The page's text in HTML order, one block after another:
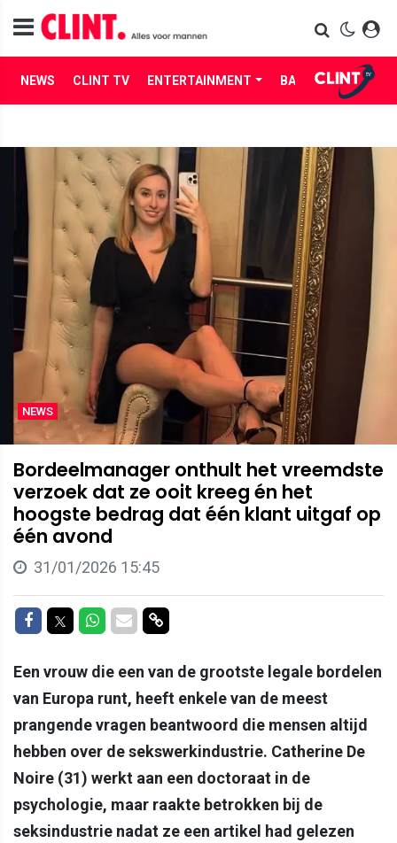
NEWS CLINT TV ENTERTAINMENT BABES LIFE
NEWS
Bordeelmanager onthult het vreemdste
verzoek dat ze ooit kreeg én het
hoogste bedrag dat één klant uitgaf op
één avond
31/01/2026 15:45
Delen op Facebook
Delen op Twitter
Delen op Whatsapp
Delen via Mail
Delen via link
Een vrouw die een van de grootste legale bordelen
van Europa runt, heeft enkele van de meest
prangende vragen beantwoord die mensen altijd
hebben over de sekswerkindustrie. Catherine De
Noire (31) werkt aan een doctoraat in de
psychologie, maar raakte betrokken bij de
seksindustrie nadat ze een artikel had gelezen